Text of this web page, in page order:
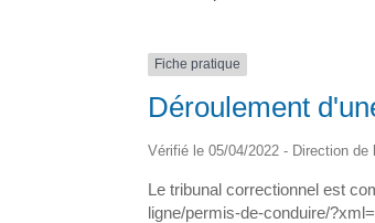
Fiche pratique
Déroulement
Vérifié le 05/04/2022 - Direction
Le tribunal correctionnel est
ligne/permis-de-conduire/